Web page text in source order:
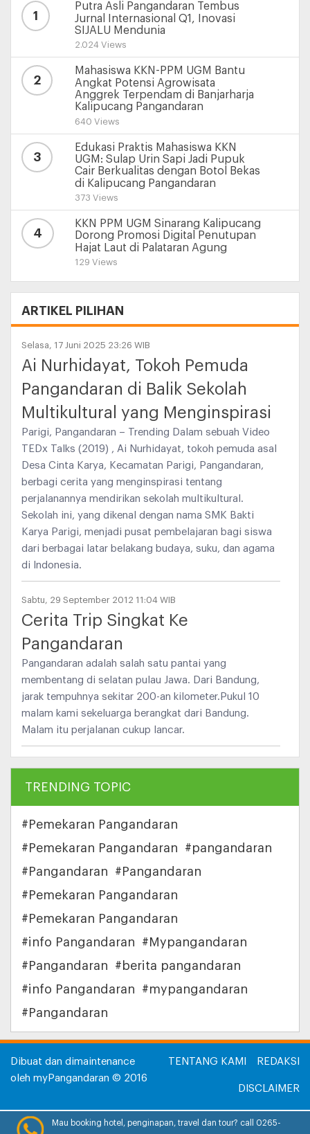
1
Putra Asli Pangandaran Tembus
Jurnal Internasional Q1, Inovasi
SIJALU Mendunia
2.024 Views
2
Mahasiswa KKN-PPM UGM Bantu
Angkat Potensi Agrowisata
Anggrek Terpendam di Banjarharja
Kalipucang Pangandaran
640 Views
3
Edukasi Praktis Mahasiswa KKN
UGM: Sulap Urin Sapi Jadi Pupuk
Cair Berkualitas dengan Botol Bekas
di Kalipucang Pangandaran
373 Views
4
KKN PPM UGM Sinarang Kalipucang
Dorong Promosi Digital Penutupan
Hajat Laut di Palataran Agung
129 Views
ARTIKEL PILIHAN
Selasa, 17 Juni 2025 23:26 WIB
Ai Nurhidayat, Tokoh Pemuda
Pangandaran di Balik Sekolah
Multikultural yang Menginspirasi
Parigi, Pangandaran – Trending Dalam sebuah Video
TEDx Talks (2019) , Ai Nurhidayat, tokoh pemuda asal
Desa Cinta Karya, Kecamatan Parigi, Pangandaran,
berbagi cerita yang menginspirasi tentang
perjalanannya mendirikan sekolah multikultural.
Sekolah ini, yang dikenal dengan nama SMK Bakti
Karya Parigi, menjadi pusat pembelajaran bagi siswa
dari berbagai latar belakang budaya, suku, dan agama
di Indonesia.
Sabtu, 29 September 2012 11:04 WIB
Cerita Trip Singkat Ke
Pangandaran
Pangandaran adalah salah satu pantai yang
membentang di selatan pulau Jawa. Dari Bandung,
jarak tempuhnya sekitar 200-an kilometer.Pukul 10
malam kami sekeluarga berangkat dari Bandung.
Malam itu perjalanan cukup lancar.
TRENDING TOPIC
#Pemekaran Pangandaran
#Pemekaran Pangandaran
#pangandaran
#Pangandaran
#Pangandaran
#Pemekaran Pangandaran
#Pemekaran Pangandaran
#info Pangandaran
#Mypangandaran
#Pangandaran
#berita pangandaran
#info Pangandaran
#mypangandaran
#Pangandaran
Dibuat dan dimaintenance
oleh myPangandaran © 2016
TENTANG KAMI REDAKSI
DISCLAIMER
Mau booking hotel, penginapan, travel dan tour? call 0265-